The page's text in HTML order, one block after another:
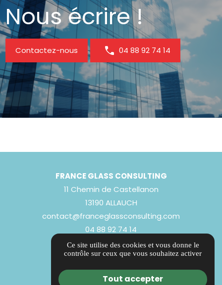
Nous écrire !
Contactez-nous 04 88 92 74 14
FRANCE GLASS CONSULTING
11 Chemin de Castellanon
13190 ALLAUCH
contact@franceglassconsulting.com
04 88 92 74 14
Itinéraire
Guide local
Ce site utilise des cookies et vous donne le
contrôle sur ceux que vous souhaitez activer
Tout accepter